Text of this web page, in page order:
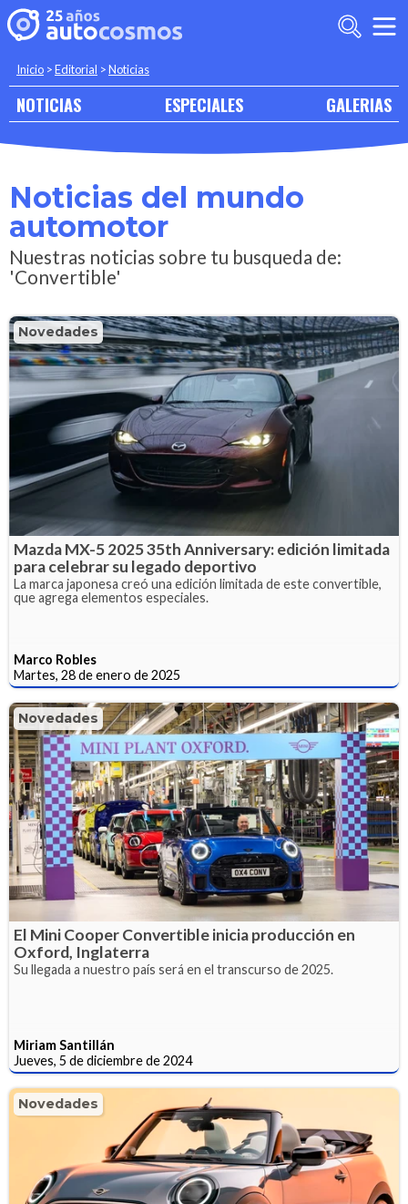
Inicio >Editorial >Noticias
NOTICIAS ESPECIALES GALERIAS
Noticias del mundo
automotor
Nuestras noticias sobre tu busqueda de:
'Convertible'
Novedades
Mazda MX-5 2025 35th Anniversary: edición limitada
para celebrar su legado deportivo
La marca japonesa creó una edición limitada de este convertible,
que agrega elementos especiales.
Marco Robles
Martes, 28 de enero de 2025
Novedades
El Mini Cooper Convertible inicia producción en
Oxford, Inglaterra
Su llegada a nuestro país será en el transcurso de 2025.
Miriam Santillán
Jueves, 5 de diciembre de 2024
Novedades